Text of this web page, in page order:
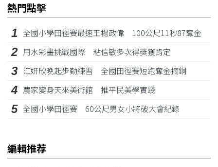
熱門點擊
1 全國小學田徑賽最速王楊政偉 100公尺11秒87奪金
2 用水彩畫挑戰國際 粘信敏多次得獎獲肯定
3 江姸欣晚起步勤練習 全國田徑賽短跑奪金摘銅
4 農家變身天來美術館 推平民美學實踐
5 全國小學田徑賽 60公尺男女小將破大會紀錄
編輯推荐